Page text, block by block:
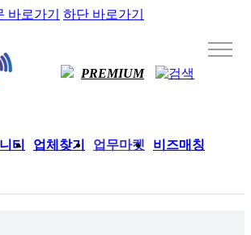
바로가기 하단 바로가기
PREMIUM
티 업체찾기 업무마켓 비즈매칭